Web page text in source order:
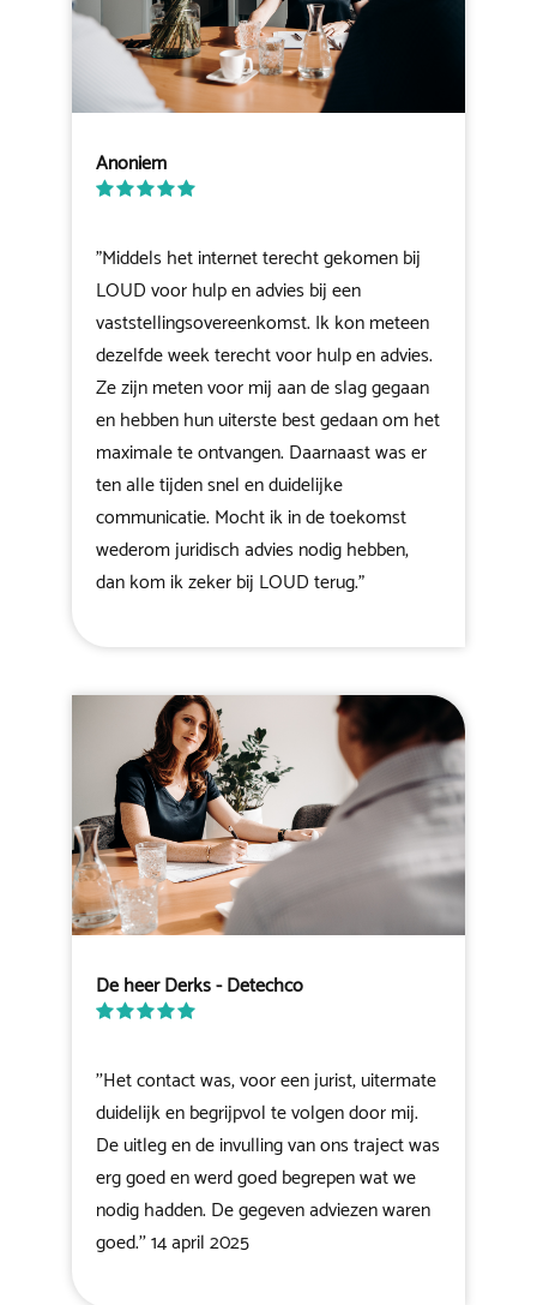
Anoniem
"Middels het internet terecht gekomen bij
LOUD voor hulp en advies bij een
vaststellingsovereenkomst. Ik kon meteen
dezelfde week terecht voor hulp en advies.
Ze zijn meten voor mij aan de slag gegaan
en hebben hun uiterste best gedaan om het
maximale te ontvangen. Daarnaast was er
ten alle tijden snel en duidelijke
communicatie. Mocht ik in de toekomst
wederom juridisch advies nodig hebben,
dan kom ik zeker bij LOUD terug."
De heer Derks - Detechco
''Het contact was, voor een jurist, uitermate
duidelijk en begrijpvol te volgen door mij.
De uitleg en de invulling van ons traject was
erg goed en werd goed begrepen wat we
nodig hadden. De gegeven adviezen waren
goed.'' 14 april 2025